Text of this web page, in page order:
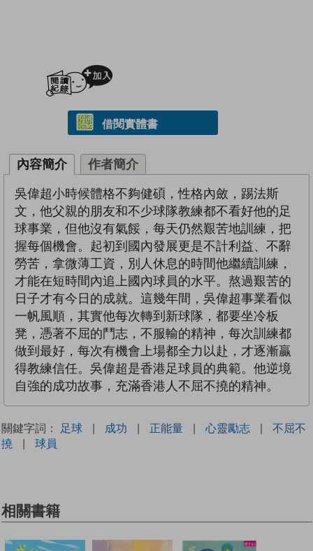
借閱實體書
內容簡介 作者簡介
吳偉超小時候體格不夠健碩，性格內斂，踢法斯
文，他父親的朋友和不少球隊教練都不看好他的足
球事業，但他沒有氣餒，每天仍然艱苦地訓練，把
握每個機會。起初到國內發展更是不計利益、不辭
勞苦，拿微薄工資，別人休息的時間他繼續訓練，
才能在短時間內追上國內球員的水平。熬過艱苦的
日子才有今日的成就。這幾年間，吳偉超事業看似
一帆風順，其實他每次轉到新球隊，都要坐冷板
凳，憑著不屈的鬥志，不服輸的精神，每次訓練都
做到最好，每次有機會上場都全力以赴，才逐漸贏
得教練信任。吳偉超是香港足球員的典範。他逆境
自強的成功故事，充滿香港人不屈不撓的精神。
關鍵字詞： 足球 | 成功 | 正能量 | 心靈勵志 |
不屈不
撓
| 球員
相關書籍